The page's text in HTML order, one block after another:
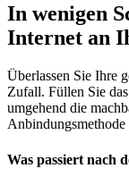
In wenigen
Internet an
Überlassen Sie Ihre
Zufall. Füllen Sie
umgehend die
Was passiert nach